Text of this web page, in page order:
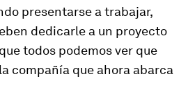
presentarse a trabajar,
dedicarle a un proyecto
todos podemos ver que
compañía que ahora abarca